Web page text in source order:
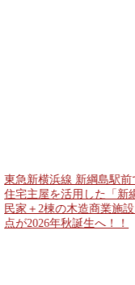
東急新横浜線 新綱島駅
住宅主屋を活用した「新
民家＋2棟の木造商業施
点が2026年秋誕生へ！！